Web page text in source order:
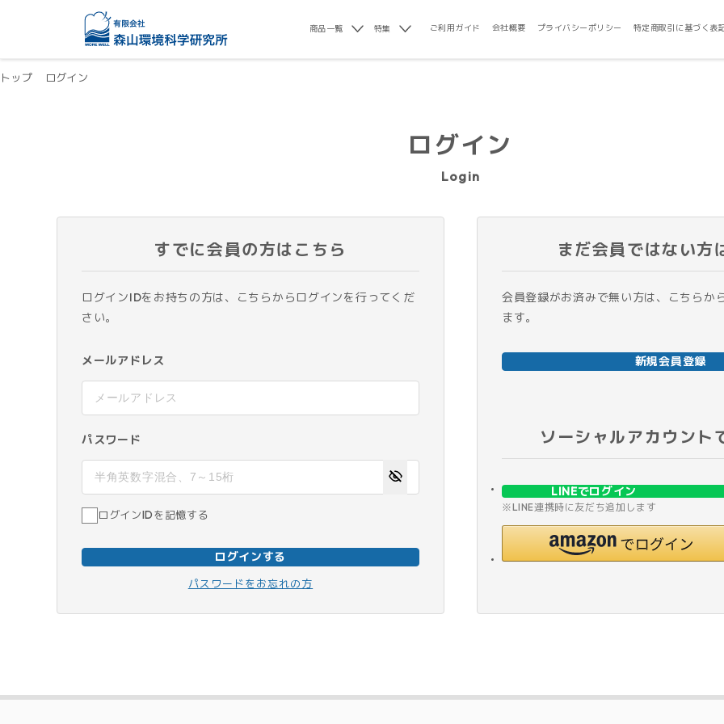
商品一覧 特集 ご利用ガイド 会社概要 プライバシーポリシー 特定商取引に基づく表
トップ ログイン
ログイン
Login
すでに会員の方はこちら
ログインIDをお持ちの方は、こちらからログインを行ってくだ
さい。
メールアドレス
パスワード
ログインIDを記憶する
ログインする
パスワードをお忘れの方
まだ会員ではない方
会員登録がお済みで無い方は、こちらか
ます。
新規会員登録
ソーシャルアカウント
LINEでログイン
※LINE連携時に友だち追加します